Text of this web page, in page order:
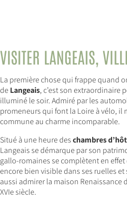
VISITER LANGEAIS,
La première chose qui frappe quand
deLangeais, c’est son extraordinaire
illuminé le soir. Admiré par les
promeneurs qui font la Loire à vélo, il
commune au charme incomparable.
Situé à une heure deschambres
Langeais se démarque par son
gallo-romaines se complètent en effet
encore bien visible dans ses ruelles
aussi admirer la maison Renaissance
XVIe siècle.